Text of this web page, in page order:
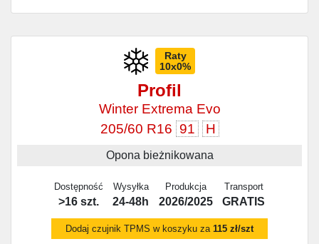
Raty
10x0%
Profil
Winter Extrema Evo
205/60 R16 91 H
Opona bieżnikowana
Dostępność
>16 szt.
Wysyłka
24-48h
Produkcja
2026/2025
Transport
GRATIS
Dodaj czujnik TPMS w koszyku za 115 zł/szt